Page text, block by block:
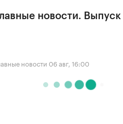
новости.
новости 06 авг, 16:00